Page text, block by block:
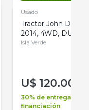
Usado
Tractor John Deere
2014, 4WD, DUAL
Isla Verde
U$ 120.000
30% de entrega +
financiación